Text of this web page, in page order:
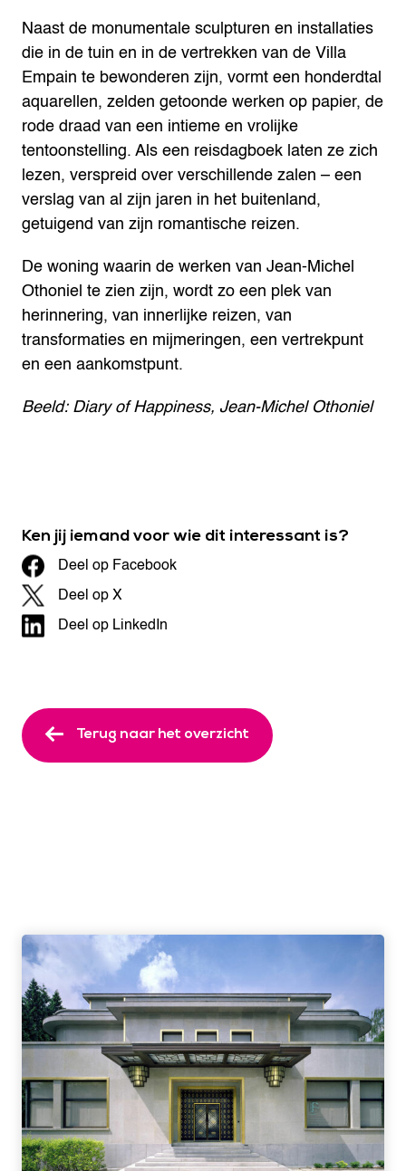
Naast de monumentale sculpturen en installaties
die in de tuin en in de vertrekken van de Villa
Empain te bewonderen zijn, vormt een honderdtal
aquarellen, zelden getoonde werken op papier, de
rode draad van een intieme en vrolijke
tentoonstelling. Als een reisdagboek laten ze zich
lezen, verspreid over verschillende zalen – een
verslag van al zijn jaren in het buitenland,
getuigend van zijn romantische reizen.
De woning waarin de werken van Jean-Michel
Othoniel te zien zijn, wordt zo een plek van
herinnering, van innerlijke reizen, van
transformaties en mijmeringen, een vertrekpunt
en een aankomstpunt.
Beeld: Diary of Happiness, Jean-Michel Othoniel
Ken jij iemand voor wie dit interessant is?
Deel op Facebook
Deel op X
Deel op LinkedIn
Terug naar het overzicht